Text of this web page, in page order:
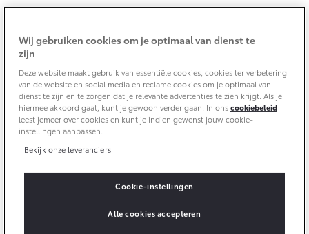
Corolla Cross
HYBRIDE
Toyota C-HR
OOK ALS PLUG-IN
HYBRIDE
Vanaf € 36.495,-
Schade & Glasherstel
10 jaar batterijgarantie
Toyota fabrieksgarantie
Onderdelen & Accessoires
Onderdelen
Accessoires
Laadpas
Energie en slim laden
Verzekeren
Toyota Autoverzekering
Bedrijfswagens
Bedrijfswagens op maat
Financieren of leasen
Verzekeren
Wij gebruiken cookies om je optimaal van dienst te
zijn
Deze website maakt gebruik van essentiële cookies, cookies ter verbetering
van de website en social media en reclame cookies om je optimaal van
dienst te zijn en te zorgen dat je relevante advertenties te zien krijgt. Als je
hiermee akkoord gaat, kunt je gewoon verder gaan. In onscookiebeleid
leest jemeer over cookies en kunt je indien gewenst jouw cookie-
instellingen aanpassen.
Bekijk onze leveranciers
Cookie-instellingen
Alle cookies accepteren